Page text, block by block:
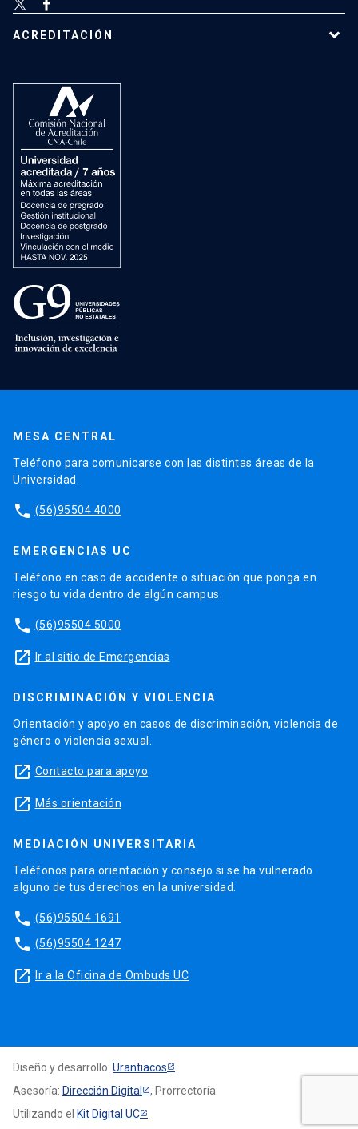
ACREDITACIÓN
MESA CENTRAL
Teléfono para comunicarse con las distintas áreas de la
Universidad.
phone (56)95504 4000
EMERGENCIAS UC
Teléfono en caso de accidente o situación que ponga en
riesgo tu vida dentro de algún campus.
phone (56)95504 5000
launch Ir al sitio de Emergencias
DISCRIMINACIÓN Y VIOLENCIA
Orientación y apoyo en casos de discriminación, violencia de
género o violencia sexual.
launch Contacto para apoyo
launch Más orientación
MEDIACIÓN UNIVERSITARIA
Teléfonos para orientación y consejo si se ha vulnerado
alguno de tus derechos en la universidad.
phone (56)95504 1691
phone (56)95504 1247
launch Ir a la Oficina de Ombuds UC
Diseño y desarrollo: Urantiacos
Asesoría: Dirección Digital
, Prorrectoría
Utilizando el Kit Digital UC